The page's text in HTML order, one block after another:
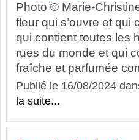
Photo © Marie-
fleur qui s’ouvre et
qui contient toutes les
rues du monde et qui
fraîche et parfumée
Publié le 16/08/2024
la suite...